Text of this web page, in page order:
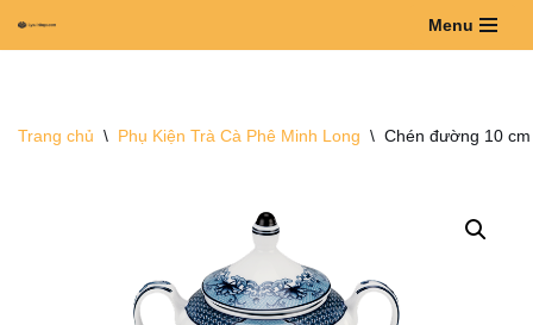
dung
Menu
Trang chủ \ Phụ Kiện Trà Cà Phê Minh Long \ Chén đường 10